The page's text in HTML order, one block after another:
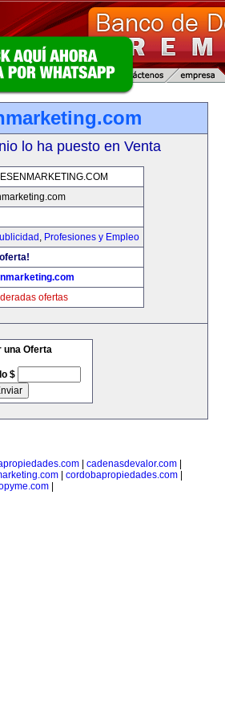
lo ha puesto en Venta
, Profesiones y Empleo
ofertas
una Oferta
$
| cadenasdevalor.com|
| cordobapropiedades.com|
|